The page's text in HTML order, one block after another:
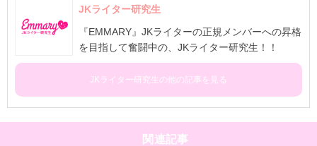
JKライター研究生
『EMMARY』JKライターの正規メンバーへの昇格
を目指して奮闘中の、JKライター研究生！！
JKライター研究生の他の記事を見る
関連記事